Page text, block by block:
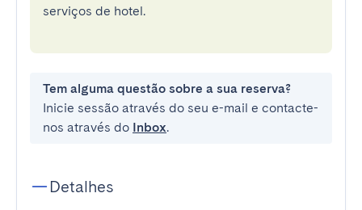
serviços de hotel.
Tem alguma questão sobre a sua reserva?
Inicie sessão através do seu e-mail e contacte-
nos através do Inbox.
Detalhes